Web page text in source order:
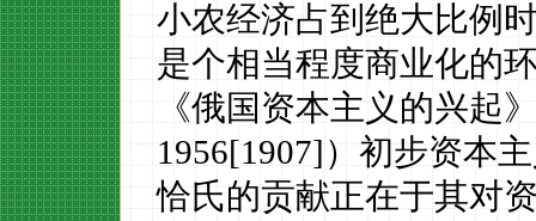
小农经济占到绝大比例
是个相当程度商业化的
《俄国资本主义的兴起
1956[1907]）初步资本
恰氏的贡献正在于其对